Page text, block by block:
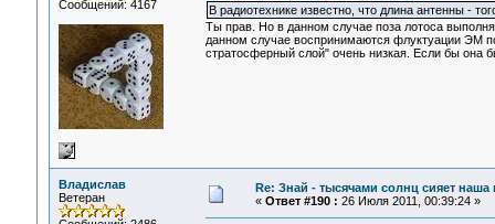
Сообщений: 4167
В радиотехнике известно, что длина антенны -
Ты прав. Но в данном случае поза лотоса
данном случае воспринимаются флуктуации ЭМ
стратосферный слой" очень низкая. Если бы она
Владислав
Ветеран
Re: Знай - тысячами солнц сияет наша
« Ответ #190 : 26 Июля 2011, 00:39:24 »